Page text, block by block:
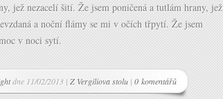
jež nezacelí šití. Že jsem poničená a tutlám hrany, jež
a noční flámy se mi v očích třpytí. Že jsem
v noci sytí.
dne 11/02/2013 | Z Vergiliova stolu | 0 komentářů